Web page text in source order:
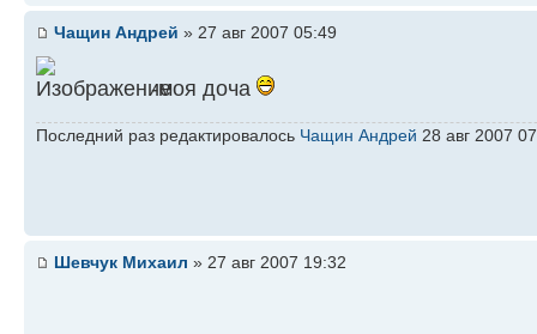
Чащин Андрей » 27 авг 2007 05:49
-моя доча
Последний раз редактировалось Чащин Андрей 28 авг 2007
Шевчук Михаил » 27 авг 2007 19:32